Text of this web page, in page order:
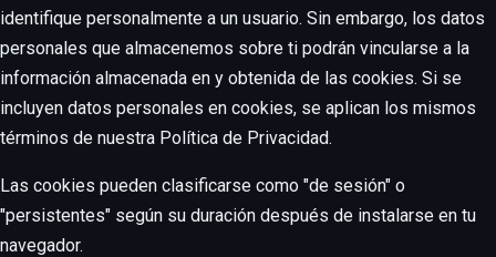
identifique personalmente a un usuario. Sin embargo, los datos
personales que almacenemos sobre ti podrán vincularse a la
información almacenada en y obtenida de las cookies. Si se
incluyen datos personales en cookies, se aplican los mismos
términos de nuestra Política de Privacidad.
Las cookies pueden clasificarse como "de sesión" o
"persistentes" según su duración después de instalarse en tu
navegador.